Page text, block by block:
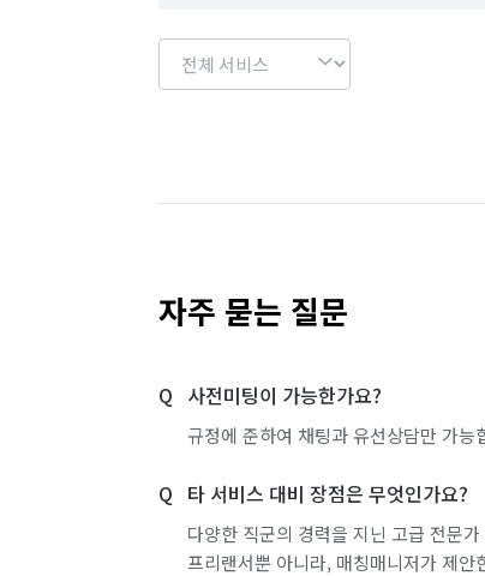
인천 서구 인천 연수구
자주 묻는 질문
사전미팅이 가능한가요?
규정에 준하여 채팅과 유선상담만 가
타 서비스 대비 장점은 무엇인가요?
다양한 직군의 경력을 지닌 고급 전문
프리랜서뿐 아니라, 매칭매니저가 제